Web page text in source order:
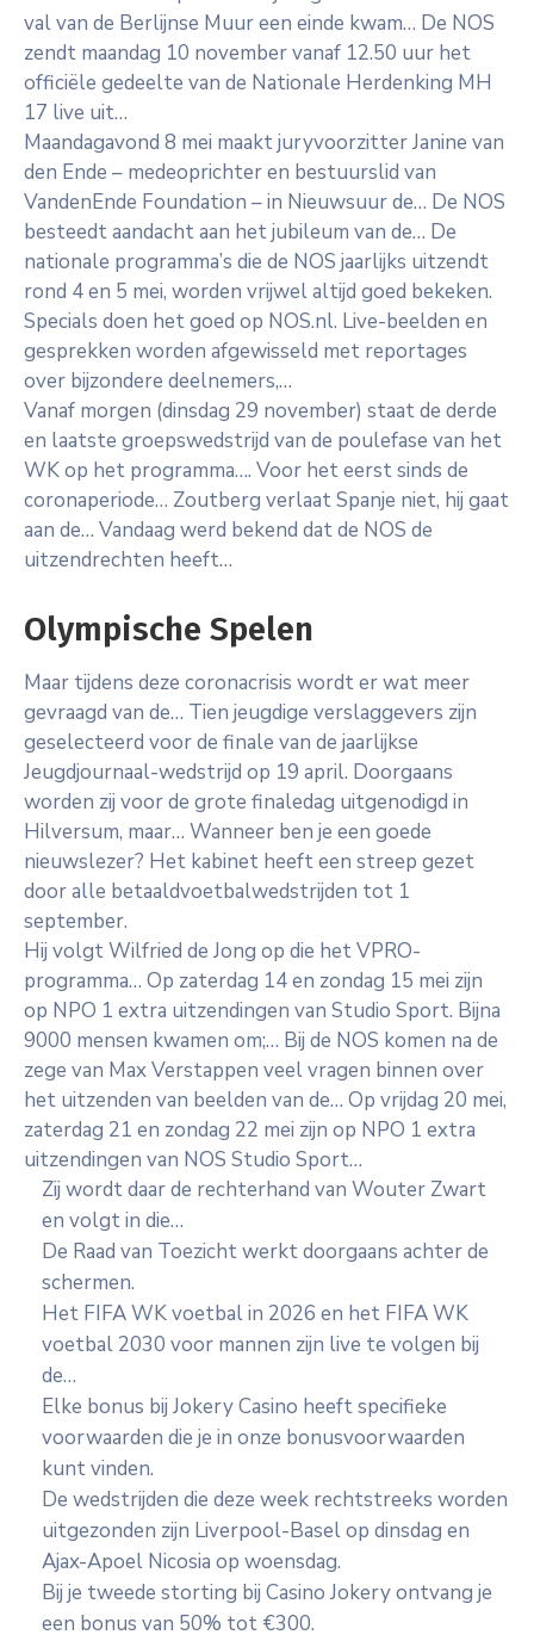
val van de Berlijnse Muur een einde kwam… De NOS
zendt maandag 10 november vanaf 12.50 uur het
officiële gedeelte van de Nationale Herdenking MH
17 live uit…
Maandagavond 8 mei maakt juryvoorzitter Janine van
den Ende – medeoprichter en bestuurslid van
VandenEnde Foundation – in Nieuwsuur de… De NOS
besteedt aandacht aan het jubileum van de… De
nationale programma’s die de NOS jaarlijks uitzendt
rond 4 en 5 mei, worden vrijwel altijd goed bekeken.
Specials doen het goed op NOS.nl. Live-beelden en
gesprekken worden afgewisseld met reportages
over bijzondere deelnemers,…
Vanaf morgen (dinsdag 29 november) staat de derde
en laatste groepswedstrijd van de poulefase van het
WK op het programma…. Voor het eerst sinds de
coronaperiode… Zoutberg verlaat Spanje niet, hij gaat
aan de… Vandaag werd bekend dat de NOS de
uitzendrechten heeft…
Olympische Spelen
Maar tijdens deze coronacrisis wordt er wat meer
gevraagd van de… Tien jeugdige verslaggevers zijn
geselecteerd voor de finale van de jaarlijkse
Jeugdjournaal-wedstrijd op 19 april. Doorgaans
worden zij voor de grote finaledag uitgenodigd in
Hilversum, maar… Wanneer ben je een goede
nieuwslezer? Het kabinet heeft een streep gezet
door alle betaaldvoetbalwedstrijden tot 1
september.
Hij volgt Wilfried de Jong op die het VPRO-
programma… Op zaterdag 14 en zondag 15 mei zijn
op NPO 1 extra uitzendingen van Studio Sport. Bijna
9000 mensen kwamen om;… Bij de NOS komen na de
zege van Max Verstappen veel vragen binnen over
het uitzenden van beelden van de… Op vrijdag 20 mei,
zaterdag 21 en zondag 22 mei zijn op NPO 1 extra
uitzendingen van NOS Studio Sport…
Zij wordt daar de rechterhand van Wouter Zwart
en volgt in die…
De Raad van Toezicht werkt doorgaans achter de
schermen.
Het FIFA WK voetbal in 2026 en het FIFA WK
voetbal 2030 voor mannen zijn live te volgen bij
de…
Elke bonus bij Jokery Casino heeft specifieke
voorwaarden die je in onze bonusvoorwaarden
kunt vinden.
De wedstrijden die deze week rechtstreeks worden
uitgezonden zijn Liverpool-Basel op dinsdag en
Ajax-Apoel Nicosia op woensdag.
Bij je tweede storting bij Casino Jokery ontvang je
een bonus van 50% tot €300.